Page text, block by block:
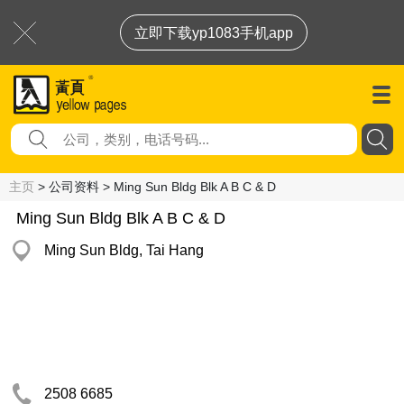
立即下载yp1083手机app
主页 > 公司资料 > Ming Sun Bldg Blk A B C & D
Ming Sun Bldg Blk A B C & D
Ming Sun Bldg, Tai Hang
2508 6685